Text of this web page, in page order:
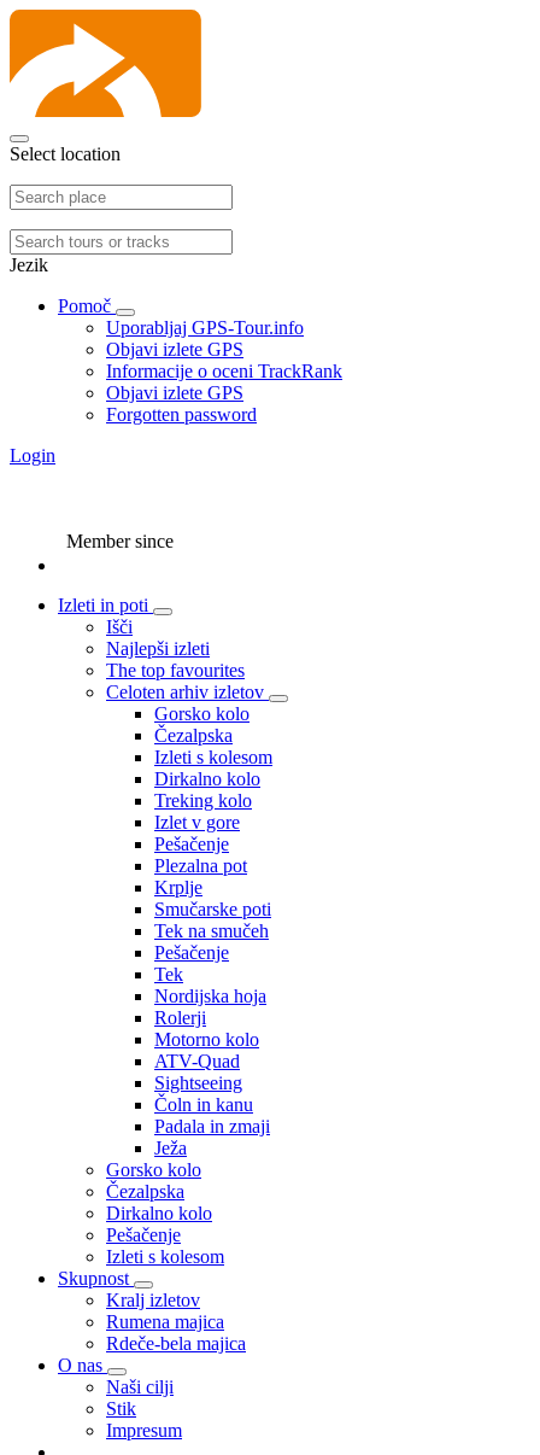
Select location
Jezik
Pomoč
Uporabljaj GPS-Tour.info
Objavi izlete GPS
Informacije o oceni TrackRank
Objavi izlete GPS
Forgotten password
Login
Member since
Izleti in poti
Išči
Najlepši izleti
The top favourites
Celoten arhiv izletov
Gorsko kolo
Čezalpska
Izleti s kolesom
Dirkalno kolo
Treking kolo
Izlet v gore
Pešačenje
Plezalna pot
Krplje
Smučarske poti
Tek na smučeh
Pešačenje
Tek
Nordijska hoja
Rolerji
Motorno kolo
ATV-Quad
Sightseeing
Čoln in kanu
Padala in zmaji
Ježa
Gorsko kolo
Čezalpska
Dirkalno kolo
Pešačenje
Izleti s kolesom
Skupnost
Kralj izletov
Rumena majica
Rdeče-bela majica
O nas
Naši cilji
Stik
Impresum